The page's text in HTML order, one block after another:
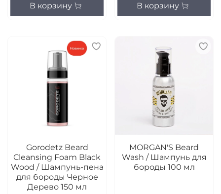
В корзину В корзину
Gorodetz Beard
Cleansing Foam ​Black
Wood / Шампунь-пена
для бороды Черное
Дерево 150 мл
MORGAN'S Beard
Wash / Шампунь для
бороды 100 мл